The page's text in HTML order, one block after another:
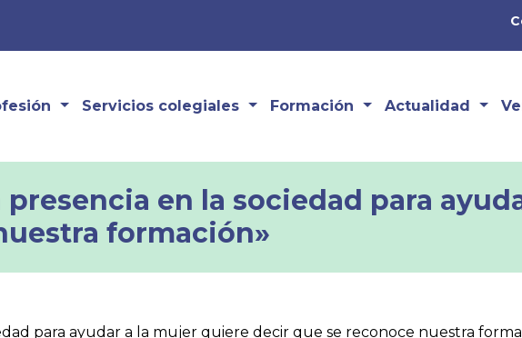
Servicios colegiales Formación Actualidad
en la sociedad para
formación»
para ayudar a la mujer quiere decir que se reconoce nuestra